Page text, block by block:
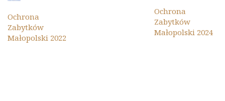
Ochrona
Zabytków
Małopolski 2022
Ochrona
Zabytków
Małopolski 2024